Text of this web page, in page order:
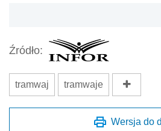
Źródło:
tramwaj tramwaje
Wersja do